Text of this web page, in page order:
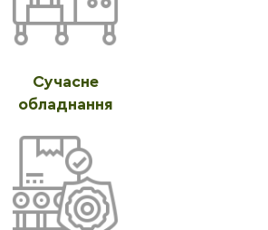
Сучасне
обладнання